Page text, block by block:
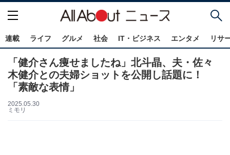
連載 ライフ グルメ 社会 IT・ビジネス エンタメ リサ
「健介さん痩せましたね」北斗晶、夫・佐々
木健介との夫婦ショットを公開し話題に！
「素敵な表情」
2025.05.30
ミモリ